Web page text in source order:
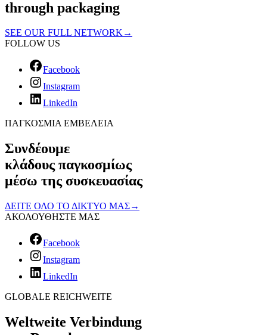
through packaging
SEE OUR FULL NETWORK→
FOLLOW US
Facebook
Instagram
LinkedIn
ΠΑΓΚΟΣΜΙΑ ΕΜΒΕΛΕΙΑ
Συνδέουμε
κλάδους παγκοσμίως
μέσω της συσκευασίας
ΔΕΙΤΕ ΟΛΟ ΤΟ ΔΙΚΤΥΟ ΜΑΣ→
ΑΚΟΛΟΥΘΗΣΤΕ ΜΑΣ
Facebook
Instagram
LinkedIn
GLOBALE REICHWEITE
Weltweite Verbindung